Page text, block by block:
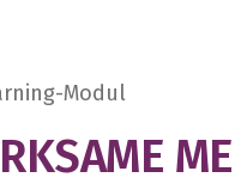
Modul